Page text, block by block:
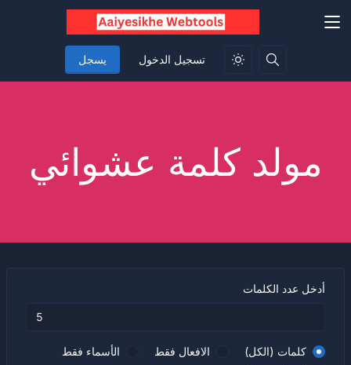
تسجيل الدخول يسجل
مولد كلمة عشوائي
أدخل عدد الكلمات
كلمات (الكل) الافعال فقط
الأسماء فقط